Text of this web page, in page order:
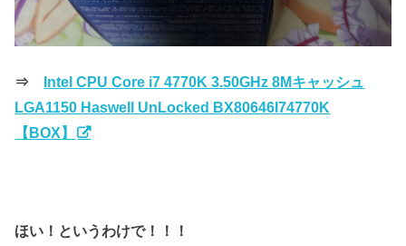
⇒ Intel CPU Core i7 4770K 3.50GHz 8Mキャッシュ
LGA1150 Haswell UnLocked BX80646I74770K
【BOX】
ほい！というわけで！！！